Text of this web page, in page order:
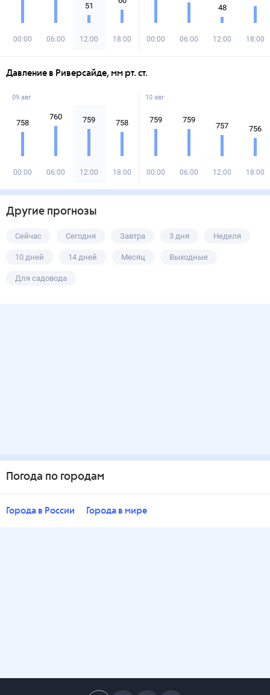
00:00 06:00
51
12:00 18:00 00:00 06:00
48
12:00 18:00
Давление в Риверсайде, мм рт. ст.
09 авг
758
00:00
760
06:00
759
12:00
758
18:00
10 авг
759
00:00
759
06:00
757
12:00
756
18:00
Другие прогнозы
Сейчас Сегодня Завтра 3 дня Неделя
10 дней 14 дней Месяц Выходные
Для садовода
Погода по городам
Города в России Города в мире